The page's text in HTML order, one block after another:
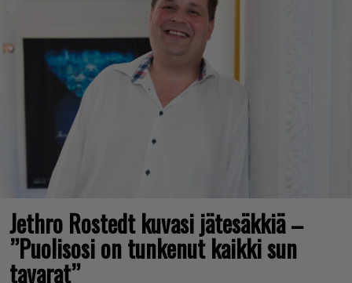
Jethro Rostedt kuvasi jätesäkkiä –
”Puolisosi on tunkenut kaikki sun
tavarat”